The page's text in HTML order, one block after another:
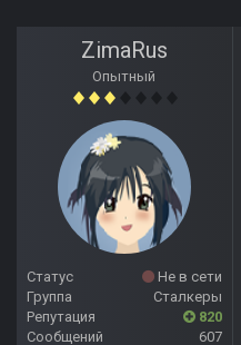
ZimaRus
Опытный
Статус
Не в сети
Группа
Сталкеры
Репутация
820
Сообщений
607